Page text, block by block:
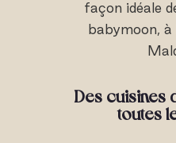
façon idéale
babymoon, à
Des cuisines
toutes